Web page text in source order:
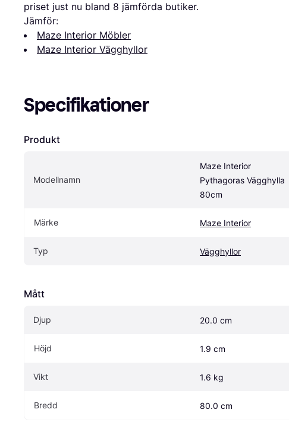
priset just nu bland 8 jämförda butiker.
Jämför:
Maze Interior Möbler
Maze Interior Vägghyllor
Specifikationer
Produkt
Modellnamn
Maze Interior
Pythagoras Vägghylla
80cm
Märke Maze Interior
Typ Vägghyllor
Mått
Djup 20.0 cm
Höjd 1.9 cm
Vikt 1.6 kg
Bredd 80.0 cm